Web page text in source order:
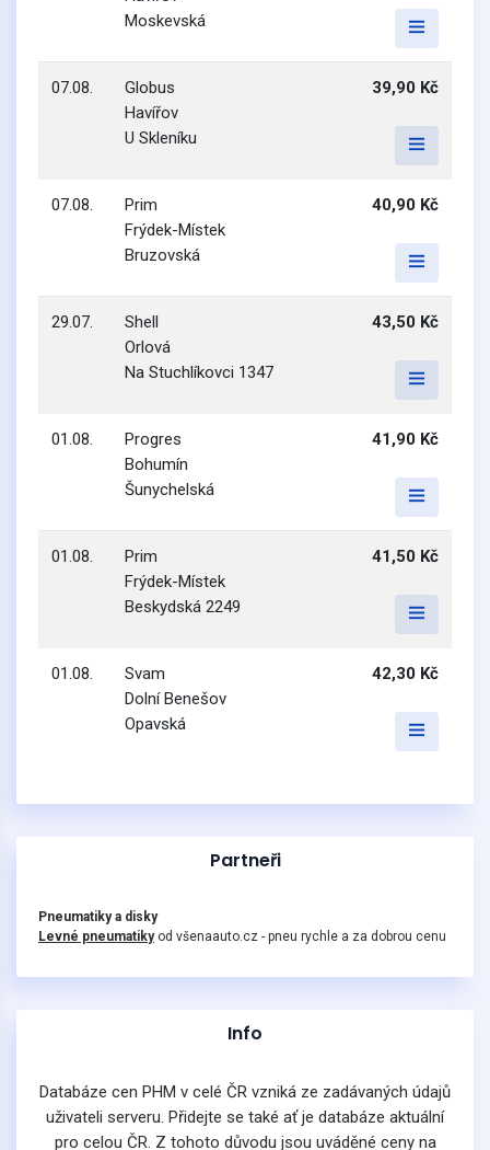
Moskevská
07.08.
Globus
Havířov
U Skleníku
39,90 Kč
07.08.
Prim
Frýdek-Místek
Bruzovská
40,90 Kč
29.07.
Shell
Orlová
Na Stuchlíkovci 1347
43,50 Kč
01.08.
Progres
Bohumín
Šunychelská
41,90 Kč
01.08.
Prim
Frýdek-Místek
Beskydská 2249
41,50 Kč
01.08.
Svam
Dolní Benešov
Opavská
42,30 Kč
Partneři
Pneumatiky a disky
Levné pneumatikyod všenaauto.cz - pneu rychle a za dobrou cenu
Info
Databáze cen PHM v celé ČR vzniká ze zadávaných údajů
uživateli serveru. Přidejte se také ať je databáze aktuální
pro celou ČR. Z tohoto důvodu jsou uváděné ceny na